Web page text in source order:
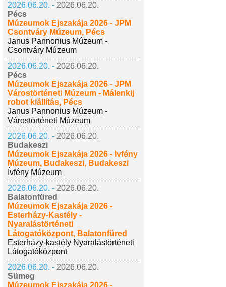
2026.06.20. - 2026.06.20.
Pécs
Múzeumok Éjszakája 2026 - JPM
Csontváry Múzeum, Pécs
Janus Pannonius Múzeum -
Csontváry Múzeum
2026.06.20. - 2026.06.20.
Pécs
Múzeumok Éjszakája 2026 - JPM
Várostörténeti Múzeum - Málenkij
robot kiállítás, Pécs
Janus Pannonius Múzeum -
Várostörténeti Múzeum
2026.06.20. - 2026.06.20.
Budakeszi
Múzeumok Éjszakája 2026 - Ívfény
Múzeum, Budakeszi, Budakeszi
Ívfény Múzeum
2026.06.20. - 2026.06.20.
Balatonfüred
Múzeumok Éjszakája 2026 -
Esterházy-Kastély -
Nyaralástörténeti
Látogatóközpont, Balatonfüred
Esterházy-kastély Nyaralástörténeti
Látogatóközpont
2026.06.20. - 2026.06.20.
Sümeg
Múzeumok Éjszakája 2026 -